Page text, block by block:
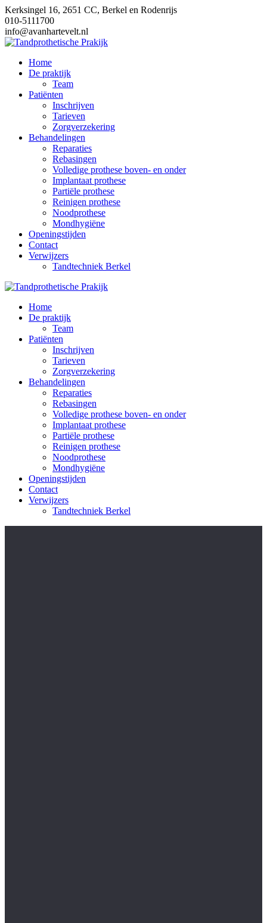
Ga
naar
de
inhoud
Kerksingel 16, 2651 CC, Berkel en Rodenrijs
010-5111700
info@avanhartevelt.nl
Home
De praktijk
Team
Patiënten
Inschrijven
Tarieven
Zorgverzekering
Behandelingen
Reparaties
Rebasingen
Volledige prothese boven- en onder
Implantaat prothese
Partiële prothese
Reinigen prothese
Noodprothese
Mondhygiëne
Openingstijden
Contact
Verwijzers
Tandtechniek Berkel
Home
De praktijk
Team
Patiënten
Inschrijven
Tarieven
Zorgverzekering
Behandelingen
Reparaties
Rebasingen
Volledige prothese boven- en onder
Implantaat prothese
Partiële prothese
Reinigen prothese
Noodprothese
Mondhygiëne
Openingstijden
Contact
Verwijzers
Tandtechniek Berkel